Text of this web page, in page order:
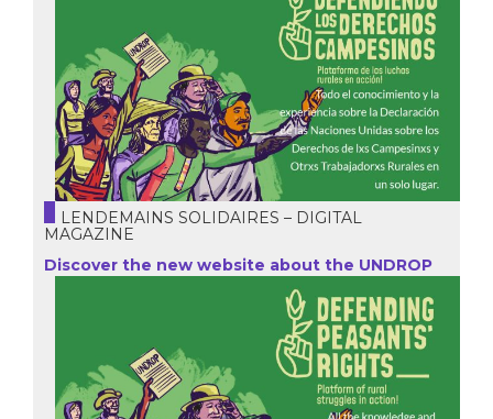
LENDEMAINS SOLIDAIRES – DIGITAL
MAGAZINE
Discover the new website about the UNDROP